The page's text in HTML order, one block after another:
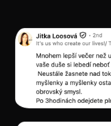
Články ▾
O
akademii